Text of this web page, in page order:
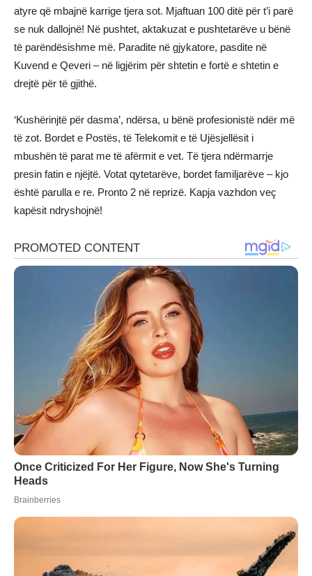
atyre që mbajnë karrige tjera sot. Mjaftuan 100 ditë për t’i parë
se nuk dallojnë! Në pushtet, aktakuzat e pushtetarëve u bënë
të parëndësishme më. Paradite në gjykatore, pasdite në
Kuvend e Qeveri – në ligjërim për shtetin e fortë e shtetin e
drejtë për të gjithë.
‘Kushërinjtë për dasma’, ndërsa, u bënë profesionistë ndër më
të zot. Bordet e Postës, të Telekomit e të Ujësjellësit i
mbushën të parat me të afërmit e vet. Të tjera ndërmarrje
presin fatin e njëjtë. Votat qytetarëve, bordet familjarëve – kjo
është parulla e re. Pronto 2 në reprizë. Kapja vazhdon veç
kapësit ndryshojnë!